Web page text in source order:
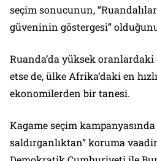
seçim sonucunun,
güveninin göstergesi”
Ruanda’da yüksek
etse de, ülke Afrika’daki en
ekonomilerden bir tanesi.
Kagame seçim
saldırganlıktan” koruma